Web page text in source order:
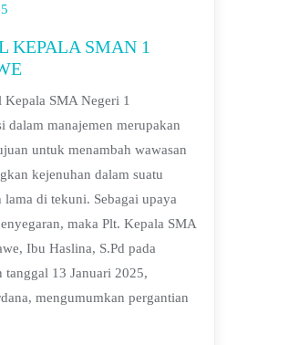
KEPALA SMAN 1
Kepala SMA Negeri 1
dalam manajemen merupakan
untuk menambah wawasan
kejenuhan dalam suatu
lama di tekuni. Sebagai upaya
maka Plt. Kepala SMA
Ibu Haslina, S.Pd pada
tanggal 13 Januari 2025,
mengumumkan pergantian